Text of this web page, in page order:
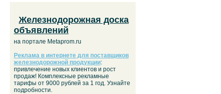
Железнодорожная доска
объявлений
на портале Metaprom.ru
Реклама в интернете для поставщиков
железнодорожной продукции:
привлечение новых клиентов и рост
продаж! Комплексные рекламные
тарифы от 9000 рублей за 1 год. Узнайте
подробности.